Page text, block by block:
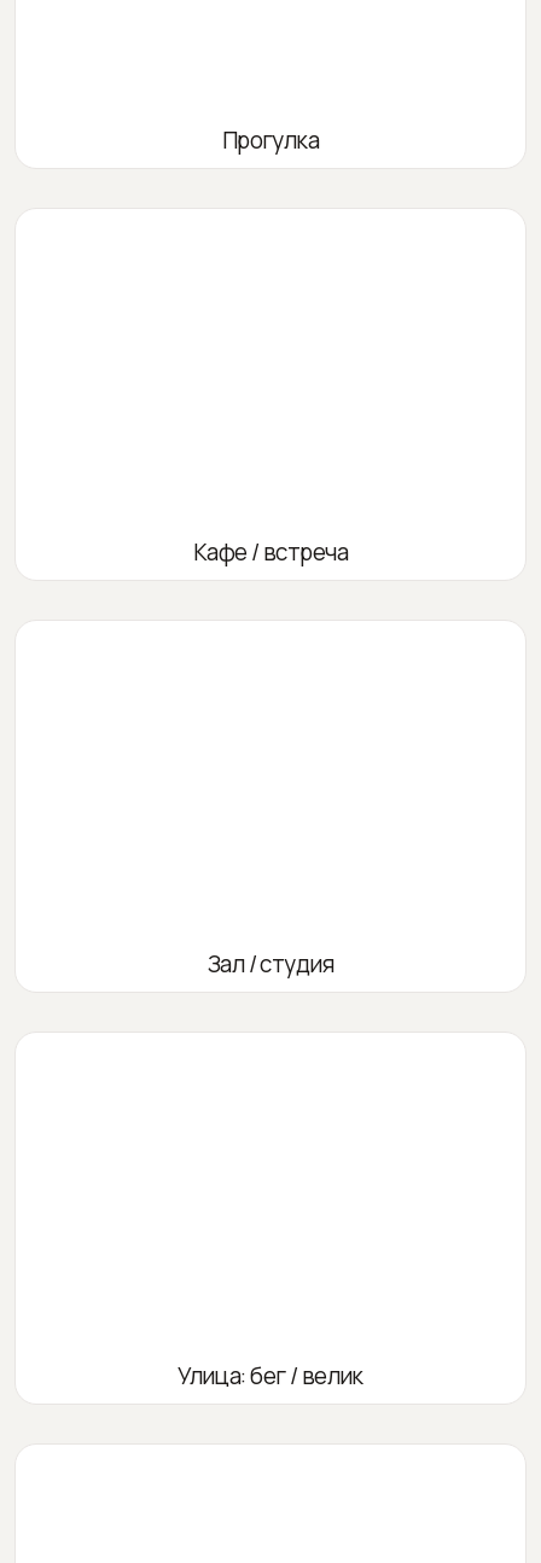
Прогулка
Кафе / встреча
Зал / студия
Улица: бег / велик